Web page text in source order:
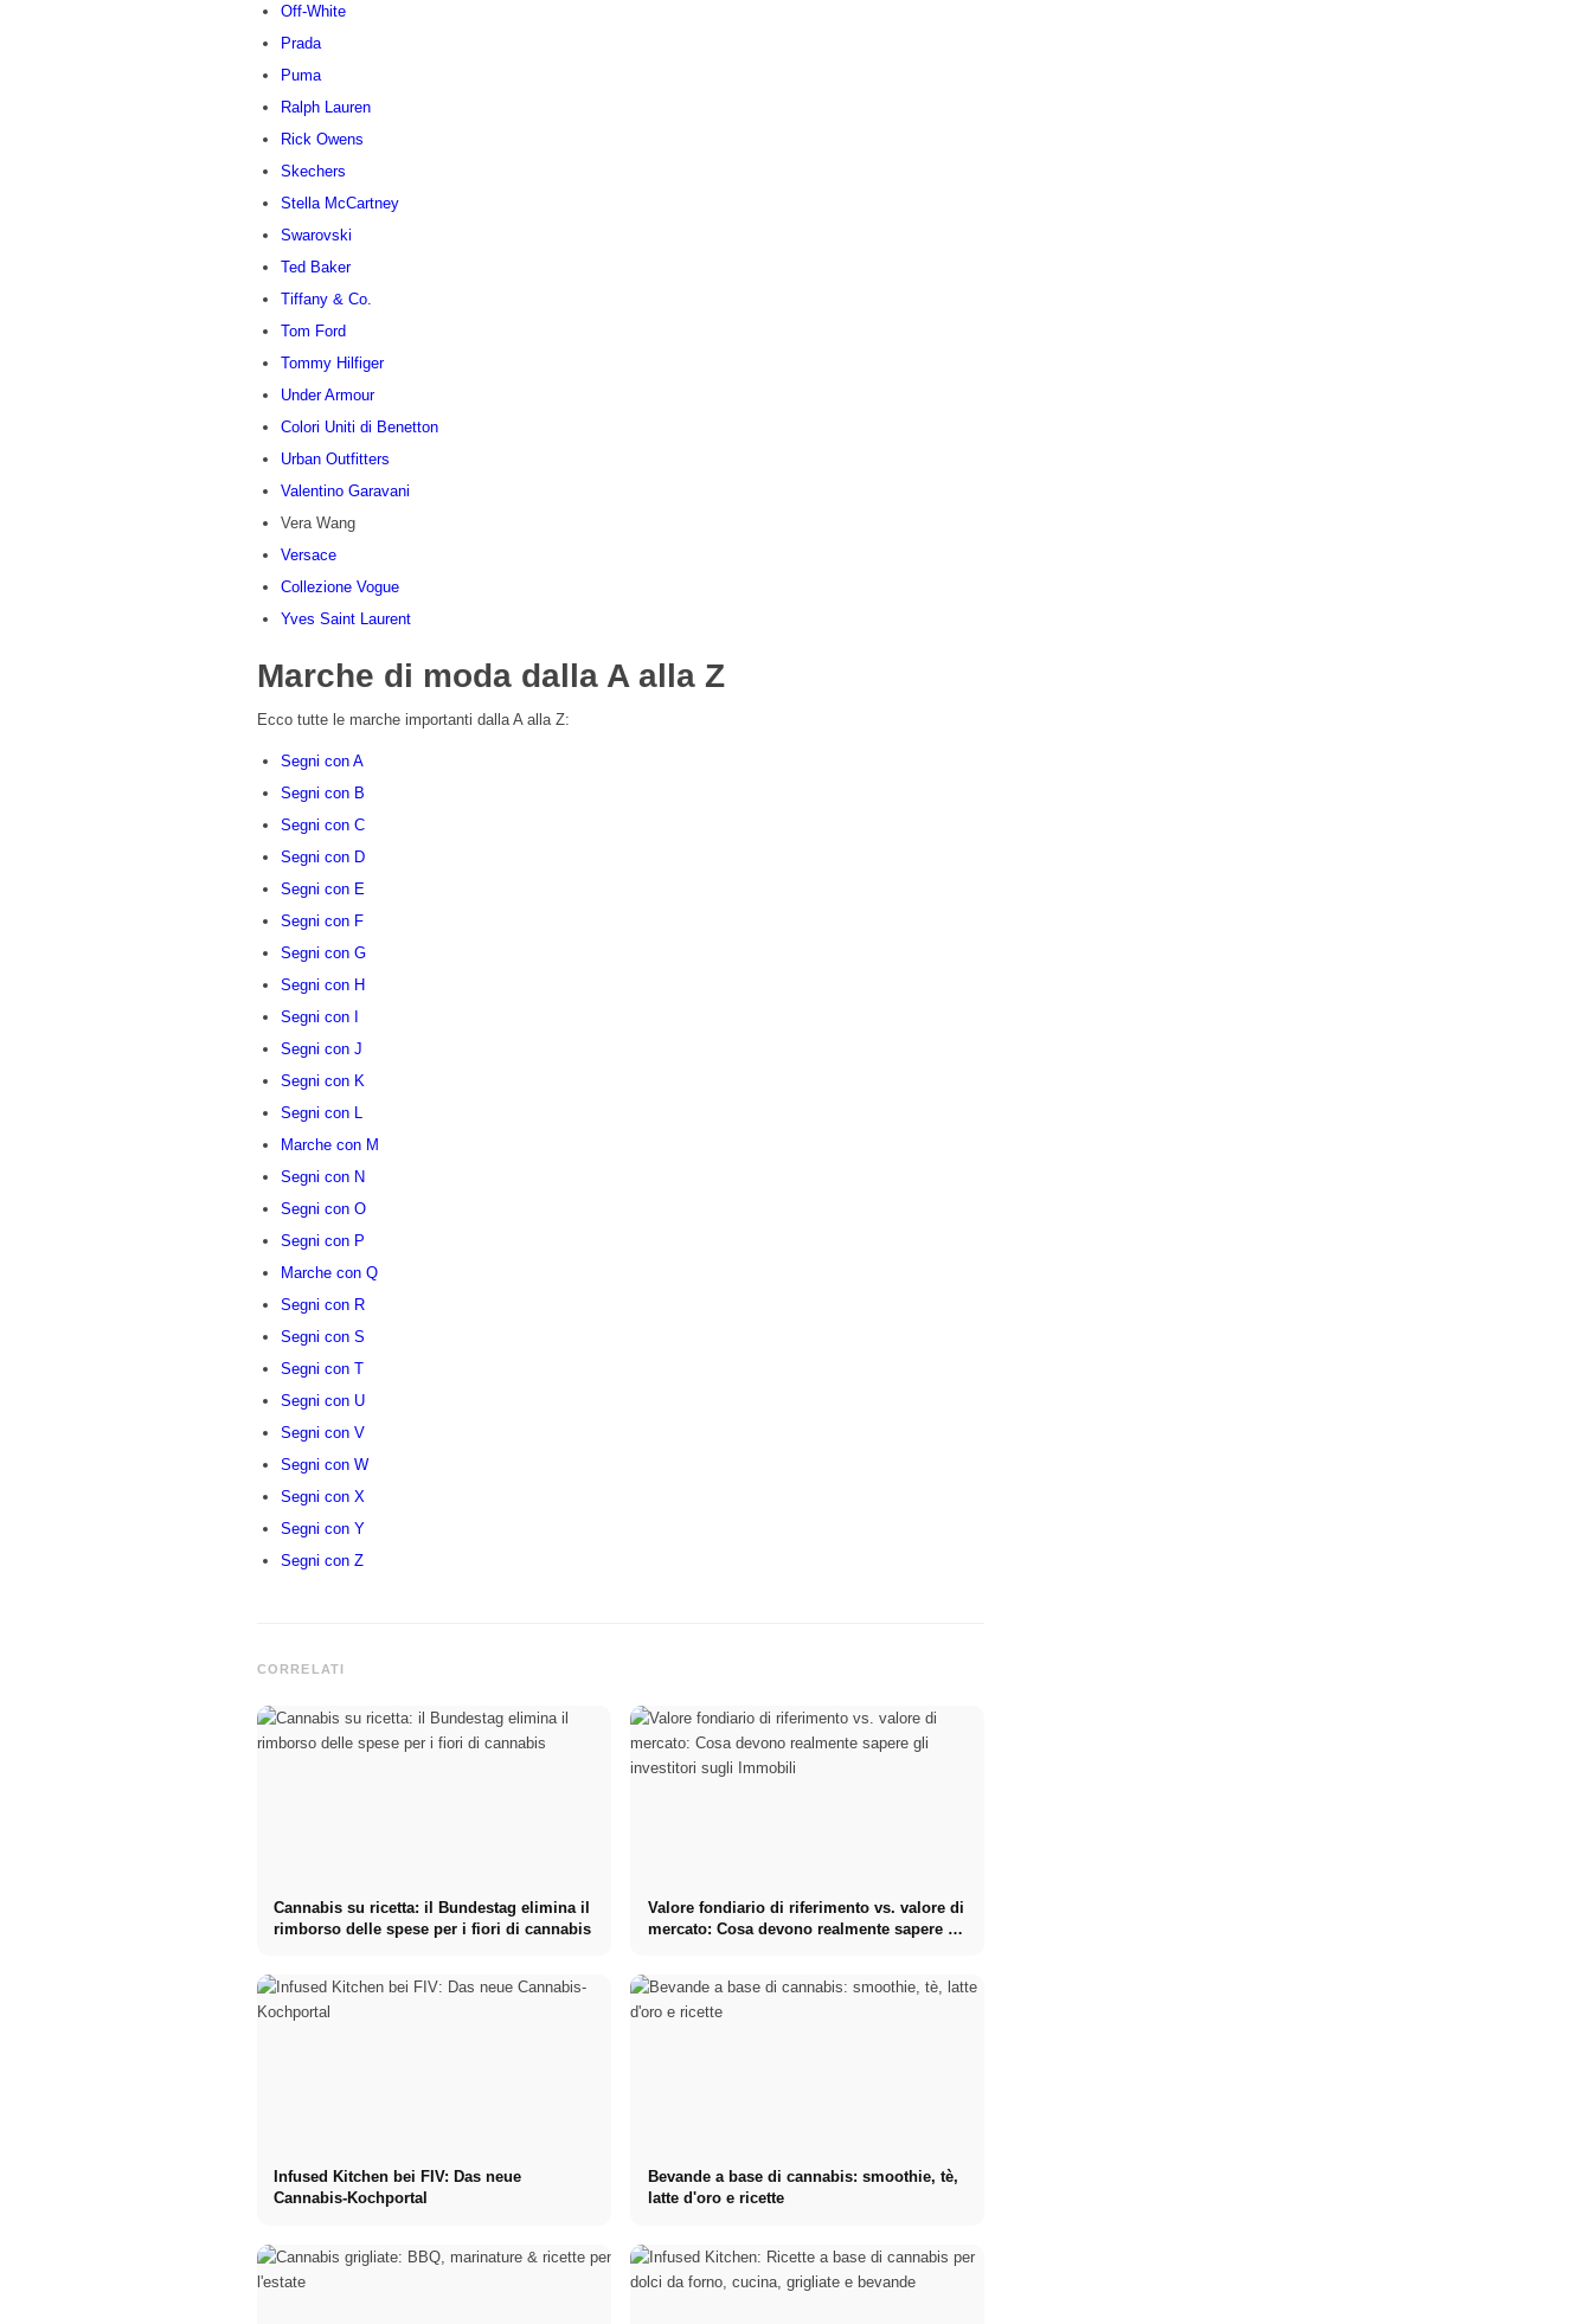
Off-White
Prada
Puma
Ralph Lauren
Rick Owens
Skechers
Stella McCartney
Swarovski
Ted Baker
Tiffany & Co.
Tom Ford
Tommy Hilfiger
Under Armour
Colori Uniti di Benetton
Urban Outfitters
Valentino Garavani
Vera Wang
Versace
Collezione Vogue
Yves Saint Laurent
Marche di moda dalla A alla Z
Ecco tutte le marche importanti dalla A alla Z:
Segni con A
Segni con B
Segni con C
Segni con D
Segni con E
Segni con F
Segni con G
Segni con H
Segni con I
Segni con J
Segni con K
Segni con L
Marche con M
Segni con N
Segni con O
Segni con P
Marche con Q
Segni con R
Segni con S
Segni con T
Segni con U
Segni con V
Segni con W
Segni con X
Segni con Y
Segni con Z
CORRELATI
Cannabis su ricetta: il Bundestag elimina il
rimborso delle spese per i fiori di cannabis
Valore fondiario di riferimento vs. valore di
mercato: Cosa devono realmente sapere gli
Infused Kitchen bei FIV: Das neue
Cannabis-Kochportal
Bevande a base di cannabis: smoothie, tè,
latte d'oro e ricette